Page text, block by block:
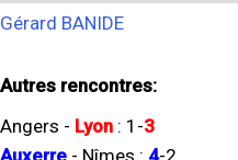
Gérard BANIDE
Autres rencontres:
Angers - Lyon : 1 -3
Auxerre - Nîmes : 4-2